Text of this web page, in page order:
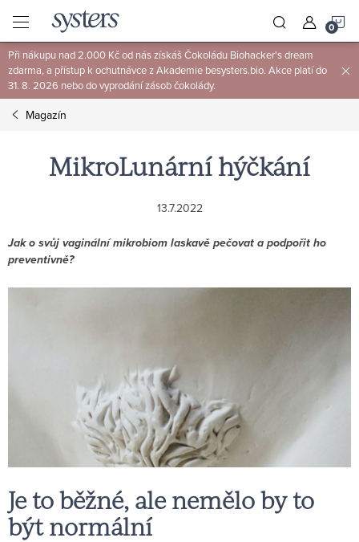
obsah
Při nákupu nad 2.000 Kč od nás získáš Čokoládu Biohacker's dream
zdarma, a přístup k ochutnávce z Akademie besysters.bio. Akce platí do
31. 8. 2026 nebo do vyprodání zásob čokolády.
Magazín
MikroLunární hýčkání
13.7.2022
Jak o svůj vaginální mikrobiom laskavě pečovat a podpořit ho
preventivně?
Je to běžné, ale nemělo by to
být normální